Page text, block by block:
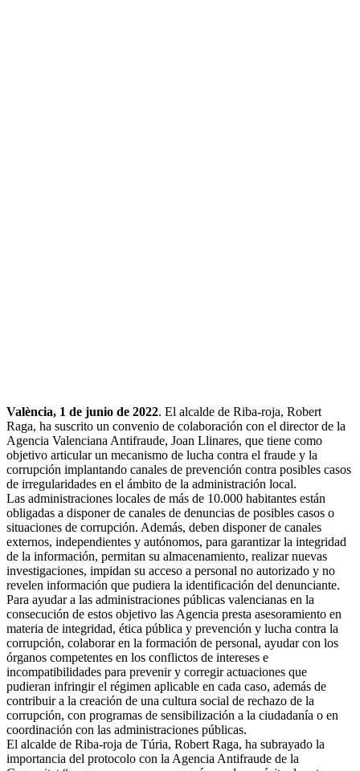
València, 1 de junio de 2022. El alcalde de Riba-roja, Robert
Raga, ha suscrito un convenio de colaboración con el director de la
Agencia Valenciana Antifraude, Joan Llinares, que tiene como
objetivo articular un mecanismo de lucha contra el fraude y la
corrupción implantando canales de prevención contra posibles casos
de irregularidades en el ámbito de la administración local.
Las administraciones locales de más de 10.000 habitantes están
obligadas a disponer de canales de denuncias de posibles casos o
situaciones de corrupción. Además, deben disponer de canales
externos, independientes y autónomos, para garantizar la integridad
de la información, permitan su almacenamiento, realizar nuevas
investigaciones, impidan su acceso a personal no autorizado y no
revelen información que pudiera la identificación del denunciante.
Para ayudar a las administraciones públicas valencianas en la
consecución de estos objetivo las Agencia presta asesoramiento en
materia de integridad, ética pública y prevención y lucha contra la
corrupción, colaborar en la formación de personal, ayudar con los
órganos competentes en los conflictos de intereses e
incompatibilidades para prevenir y corregir actuaciones que
pudieran infringir el régimen aplicable en cada caso, además de
contribuir a la creación de una cultura social de rechazo de la
corrupción, con programas de sensibilización a la ciudadanía o en
coordinación con las administraciones públicas.
El alcalde de Riba-roja de Túria, Robert Raga, ha subrayado la
importancia del protocolo con la Agencia Antifraude de la